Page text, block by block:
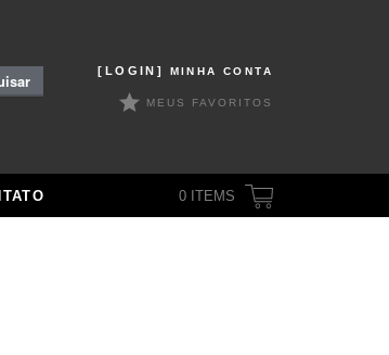
[LOGIN] MINHA CONTA
MEUS FAVORITOS
0 ITEMS